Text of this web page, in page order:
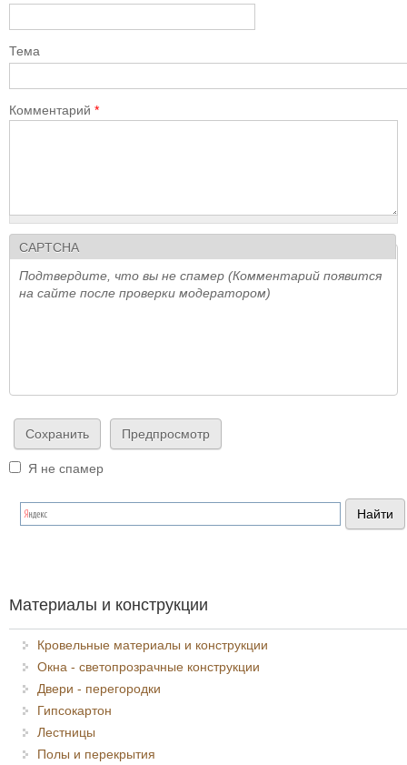
Тема
Комментарий *
CAPTCHA
Подтвердите, что вы не спамер (Комментарий появится
на сайте после проверки модератором)
Я не спамер
Я спамер
Материалы и конструкции
Кровельные материалы и конструкции
Окна - светопрозрачные конструкции
Двери - перегородки
Гипсокартон
Лестницы
Полы и перекрытия